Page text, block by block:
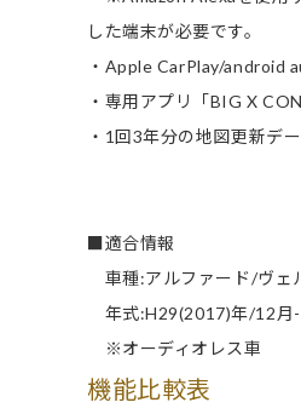
した端末が必要です。
・Apple CarPlay/android
・専用アプリ「BIG X
・1回3年分の地図更新デ
■適合情報
車種:アルファード/ヴェ
年式:H29(2017)年/12月
※オーディオレス車
機能比較表